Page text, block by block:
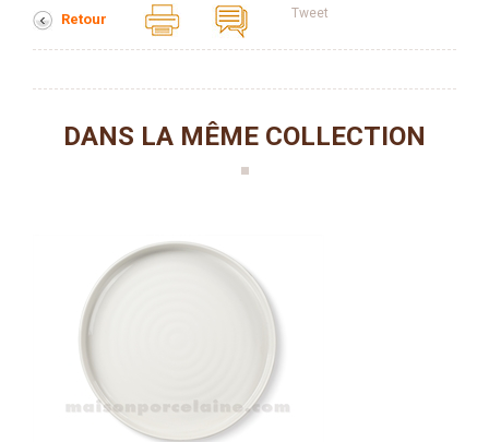
Retour Tweet
DANS LA MÊME COLLECTION